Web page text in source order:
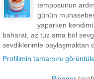
temposunun
günün
yaparken
baharat, az tuz ama bol
sevdiklerimle paylaşmaktan
Profilimin tamamını